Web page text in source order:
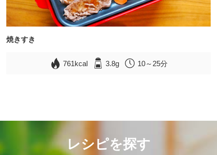
焼きすき
761kcal 3.8g 10～25分
レシピを探す